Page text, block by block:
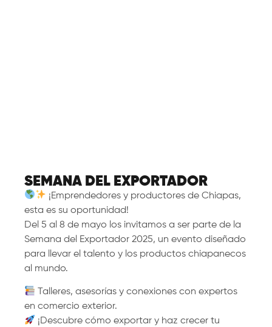
SEMANA DEL EXPORTADOR
¡Emprendedores y productores de Chiapas,
esta es su oportunidad!
Del 5 al 8 de mayo los invitamos a ser parte de la
Semana del Exportador 2025, un evento diseñado
para llevar el talento y los productos chiapanecos
al mundo.
Talleres, asesorías y conexiones con expertos
en comercio exterior.
¡Descubre cómo exportar y haz crecer tu